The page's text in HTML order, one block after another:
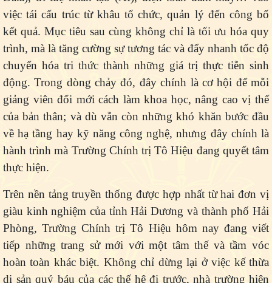
việc tái cấu trúc từ khâu tổ chức, quản lý đến công bố
kết quả. Mục tiêu sau cùng không chỉ là tối ưu hóa quy
trình, mà là tăng cường sự tương tác và đẩy nhanh tốc độ
chuyển hóa tri thức thành những giá trị thực tiễn sinh
động. Trong dòng chảy đó, đây chính là cơ hội để mỗi
giảng viên đổi mới cách làm khoa học, nâng cao vị thế
của bản thân; và dù vẫn còn những khó khăn bước đầu
về hạ tầng hay kỹ năng công nghệ, nhưng đây chính là
hành trình mà Trường Chính trị Tô Hiệu đang quyết tâm
thực hiện.
Trên nền tảng truyền thống được hợp nhất từ hai đơn vị
giàu kinh nghiệm của tỉnh Hải Dương và thành phố Hải
Phòng, Trường Chính trị Tô Hiệu hôm nay đang viết
tiếp những trang sử mới với một tâm thế và tầm vóc
hoàn toàn khác biệt. Không chỉ dừng lại ở việc kế thừa
di sản quý báu của các thế hệ đi trước, nhà trường hiện